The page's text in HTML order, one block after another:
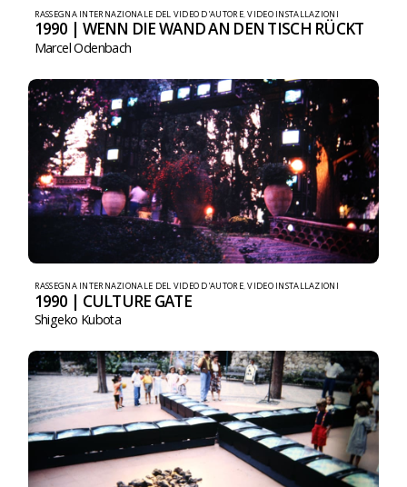
RASSEGNA INTERNAZIONALE DEL VIDEO D'AUTORE,VIDEO INSTALLAZIONI
1990 | WENN DIE WAND AN DEN TISCH RÜCKT
Marcel Odenbach
RASSEGNA INTERNAZIONALE DEL VIDEO D'AUTORE,VIDEO INSTALLAZIONI
1990 | CULTURE GATE
Shigeko Kubota